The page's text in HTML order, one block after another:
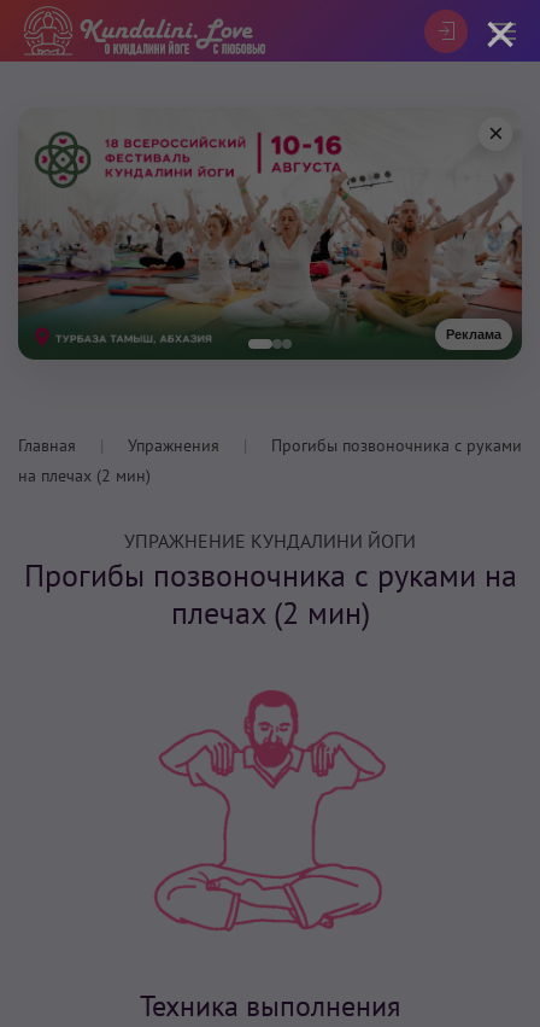
Реклама
×
Главная Упражнения
Прогибы позвоночника с руками
на плечах (2 мин)
УПРАЖНЕНИЕ КУНДАЛИНИ ЙОГИ
Прогибы позвоночника с руками на
плечах (2 мин)
Техника выполнения
×